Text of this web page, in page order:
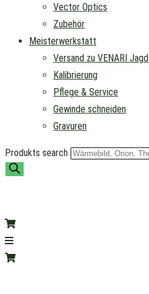
Vector Optics
Zubehör
Meisterwerkstatt
Versand zu VENARI Jagd
Kalibrierung
Pflege & Service
Gewinde schneiden
Gravuren
Produkts search